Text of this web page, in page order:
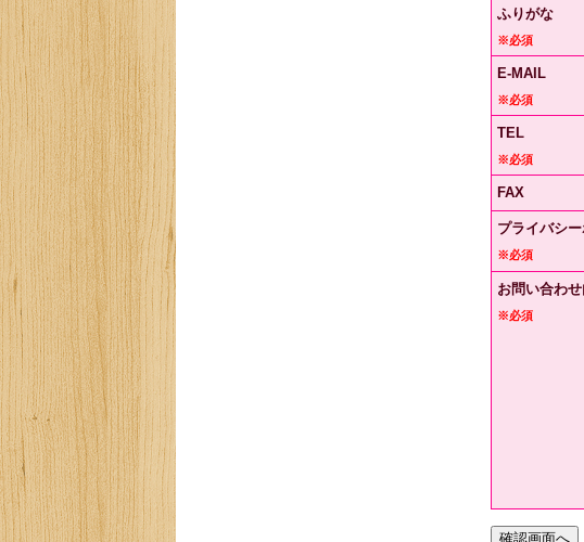
ふりがな
※必須
E-MAIL
※必須
TEL
※必須
FAX
プライバシ
※必須
お問い合わ
※必須